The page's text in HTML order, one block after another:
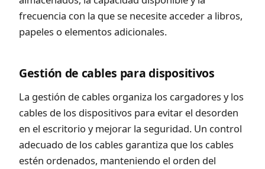
frecuencia con la que se necesite acceder a libros,
papeles o elementos adicionales.
Gestión de cables para dispositivos
La gestión de cables organiza los cargadores y los
cables de los dispositivos para evitar el desorden
en el escritorio y mejorar la seguridad. Un control
adecuado de los cables garantiza que los cables
estén ordenados, manteniendo el orden del